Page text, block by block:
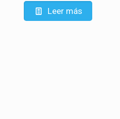
Leer más